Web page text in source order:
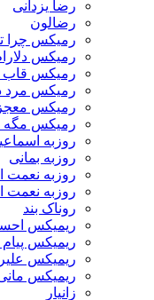
رضا یزدانی
رضالون
رمیکس چرا تو از
رمیکس دلارام از پازل
رمیکس قاب عکس
رمیکس مرد دیوونه
رمیکس معجزه اینه
رمیکس مگه دیوونه
روزبه اسماعیلی
روزبه بمانی
روزبه نعمت اللهی
روزبه نعمت الهی
روناک بند
ریمیکس احسان
ریمیکس پیام
ریمیکس علیرضا جی
ریمیکس مانی رهنما